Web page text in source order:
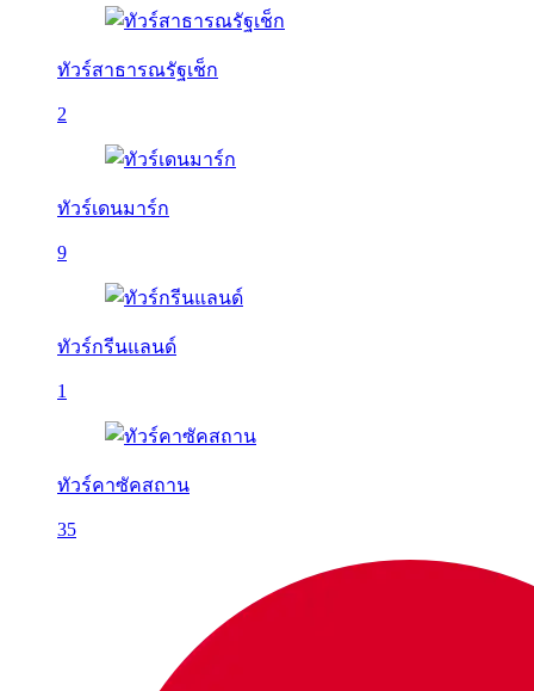
ทัวร์สาธารณรัฐเช็ก
2
ทัวร์เดนมาร์ก
9
ทัวร์กรีนแลนด์
1
ทัวร์คาซัคสถาน
35